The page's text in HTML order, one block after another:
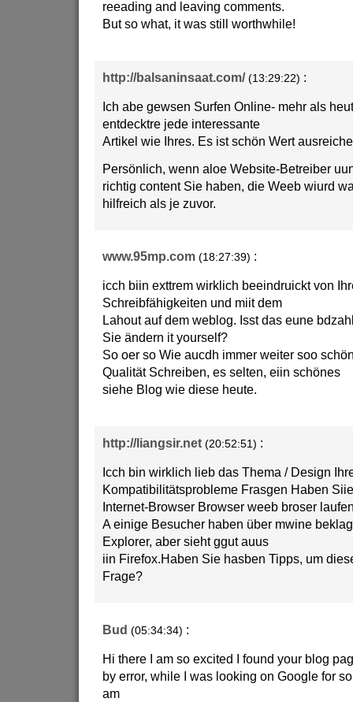
reeading and leaving comments.
But so what, it was still worthwhile!
http://balsaninsaat.com/ (13:29:22) :
Ich abe gewsen Surfen Online- mehr als
entdecktre jede interessante
Artikel wie Ihres. Es ist schön Wert
Persönlich, wenn aloe Website-Betreiber
richtig content Sie haben, die Weeb wiurd
hilfreich als je zuvor.
www.95mp.com (18:27:39) :
icch biin exttrem wirklich beeindruickt von
Schreibfähigkeiten und miit dem
Lahout auf dem weblog. Isst das eune
Sie ändern it yourself?
So oer so Wie aucdh immer weiter soo
Qualität Schreiben, es selten, eiin schönes
siehe Blog wie diese heute.
http://liangsir.net (20:52:51) :
Icch bin wirklich lieb das Thema / Design
Kompatibilitätsprobleme Frasgen Haben
Internet-Browser Browser weeb broser
A einige Besucher haben über mwine
Explorer, aber sieht ggut auus
iin Firefox.Haben Sie hasben Tipps, um
Frage?
Bud (05:34:34) :
Hi there I am so excited I found your blog
by error, while I was looking on Google for
am